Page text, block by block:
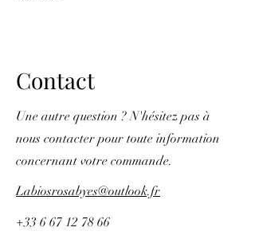
Contact
Une autre question ? N'hésitez pas à
nous contacter pour toute information
concernant votre commande.
Labiosrosabyes@outlook.fr
+33 6 67 12 78 66